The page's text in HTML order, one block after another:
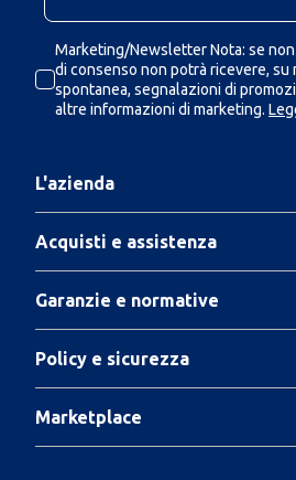
Marketing/Newsletter Nota: se
di consenso non potrà ricevere, su
spontanea, segnalazioni di
altre informazioni di marketing.
L'azienda
Acquisti e assistenza
Garanzie e normative
Policy e sicurezza
Marketplace